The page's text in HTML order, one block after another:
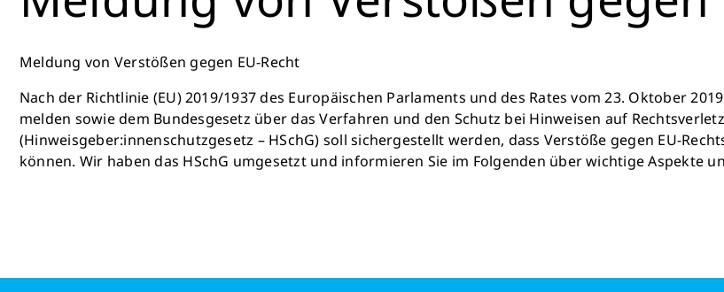
Meldung von Verstößen gegen EU-Recht
Nach der Richtlinie (EU) 2019/1937 des Europäischen Parlaments und des Rates vom 23. Oktober
melden sowie dem Bundesgesetz über das Verfahren und den Schutz bei Hinweisen auf
(Hinweisgeber:innenschutzgesetz – HSchG) soll sichergestellt werden, dass Verstöße gegen EU-
können. Wir haben das HSchG umgesetzt und informieren Sie im Folgenden über wichtige Aspekte